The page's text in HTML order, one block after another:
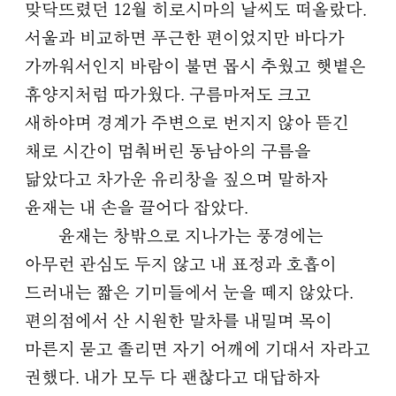
맞닥뜨렸던 12월 히로시마의 날씨도 떠올랐다.
서울과 비교하면 푸근한 편이었지만 바다가
가까워서인지 바람이 불면 몹시 추웠고 햇볕은
휴양지처럼 따가웠다. 구름마저도 크고
새하야며 경계가 주변으로 번지지 않아 뜯긴
채로 시간이 멈춰버린 동남아의 구름을
닮았다고 차가운 유리창을 짚으며 말하자
윤재는 내 손을 끌어다 잡았다.
윤재는 창밖으로 지나가는 풍경에는
아무런 관심도 두지 않고 내 표정과 호흡이
드러내는 짧은 기미들에서 눈을 떼지 않았다.
편의점에서 산 시원한 말차를 내밀며 목이
마른지 묻고 졸리면 자기 어깨에 기대서 자라고
권했다. 내가 모두 다 괜찮다고 대답하자